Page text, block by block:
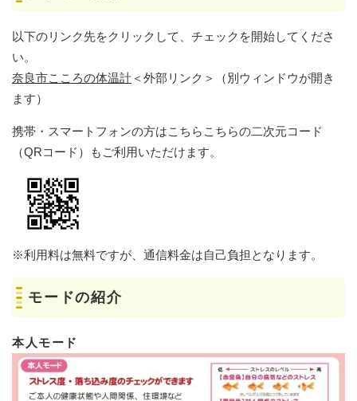
以下のリンク先をクリックして、チェックを開始してくださ
い。
奈良市こころの体温計 ＜外部リンク＞
（別ウィンドウが開き
ます）
携帯・スマートフォンの方はこちらこちらの二次元コード
（QRコード）もご利用いただけます。
※利用料は無料ですが、通信料金は自己負担となります。​
モードの紹介
本人モード